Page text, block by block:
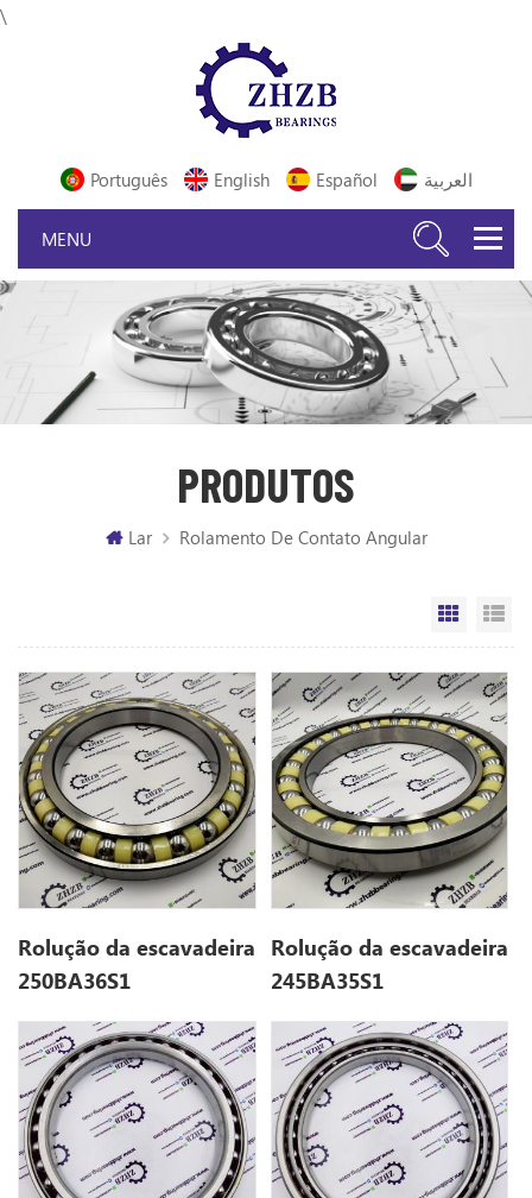
\
Português English Español العربية
PRODUTOS
Lar Rolamento De Contato Angular
Vista
Rolução da escavadeira
250BA36S1
Rolução da escavadeira
245BA35S1